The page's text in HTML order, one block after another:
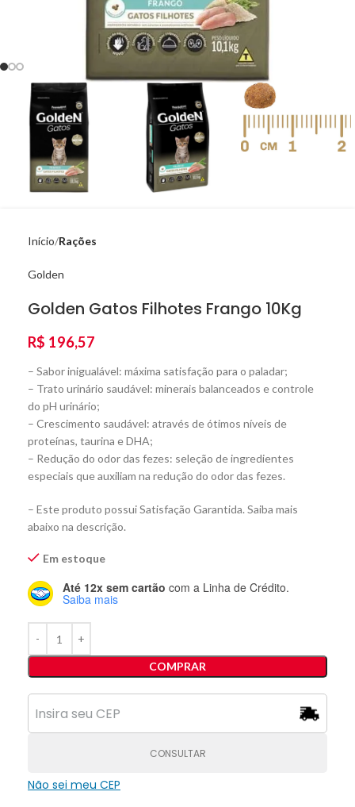
Início Rações
Golden
Golden Gatos Filhotes Frango 10Kg
R$ 196,57
– Sabor inigualável: máxima satisfação para o paladar;
– Trato urinário saudável: minerais balanceados e controle
do pH urinário;
– Crescimento saudável: através de ótimos níveis de
proteínas, taurina e DHA;
– Redução do odor das fezes: seleção de ingredientes
especiais que auxiliam na redução do odor das fezes.
– Este produto possui Satisfação Garantida. Saiba mais
abaixo na descrição.
Em estoque
Até 12x sem cartão com a Linha de Crédito.
Saiba mais
COMPRAR
CONSULTAR
Não sei meu CEP